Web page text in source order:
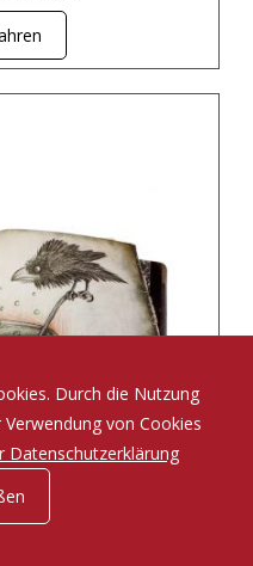
Ende
Durch die Nutzung
von Cookies
Datenschutzerklärung